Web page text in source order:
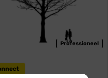
Professioneel